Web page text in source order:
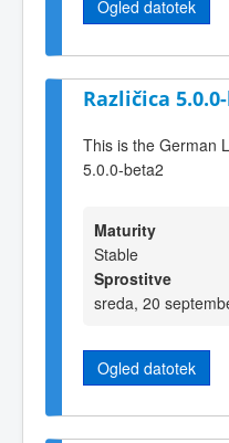
Ogled datotek
Različica
This is the German
5.0.0-beta2
Maturity
Stable
Sprostitve
sreda, 20
Ogled datotek